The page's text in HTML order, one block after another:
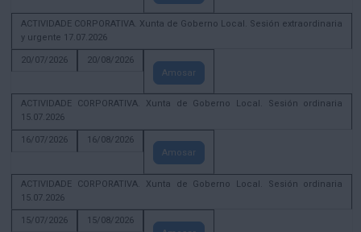
ACTIVIDADE CORPORATIVA. Xunta de Goberno Local. Sesión extraordinaria
y urgente 17.07.2026
20/07/2026
20/08/2026
Amosar
ACTIVIDADE CORPORATIVA. Xunta de Goberno Local. Sesión ordinaria
15.07.2026
16/07/2026
16/08/2026
Amosar
ACTIVIDADE CORPORATIVA. Xunta de Goberno Local. Sesión ordinaria
15.07.2026
15/07/2026
15/08/2026